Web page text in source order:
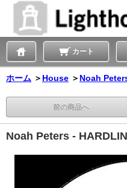
カート
ホーム ＞ House ＞ Noah
前の商品へ
Noah Peters -